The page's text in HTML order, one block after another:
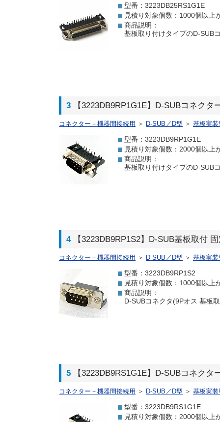
型番：3223DB25RS1G1E
見積り対象個数：1000個以上
商品説明：
基板取り付けタイプのD-SUB
3 【3223DB9RP1G1E】D-SUBコネクタ
コネクター－機器間接続用 ＞ D-SUB／D型 ＞ 基板実装
型番：3223DB9RP1G1E
見積り対象個数：2000個以上
商品説明：
基板取り付けタイプのD-SUB
4 【3223DB9RP1S2】D-SUB基板取付
コネクター－機器間接続用 ＞ D-SUB／D型 ＞ 基板実装
型番：3223DB9RP1S2
見積り対象個数：1000個以上
商品説明：
D-SUBコネクタ(9Pオス 基板
5 【3223DB9RS1G1E】D-SUBコネクタ
コネクター－機器間接続用 ＞ D-SUB／D型 ＞ 基板実装
型番：3223DB9RS1G1E
見積り対象個数：2000個以上